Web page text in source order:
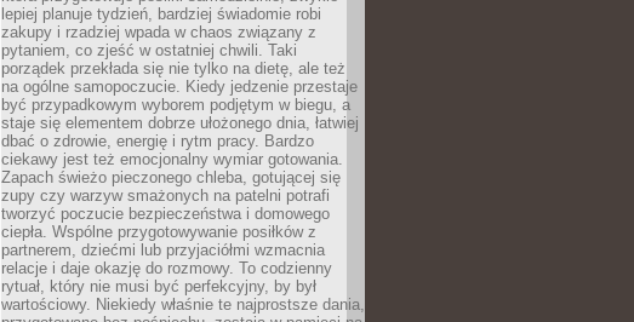
lepiej planuje tydzień, bardziej świadomie robi
zakupy i rzadziej wpada w chaos związany z
pytaniem, co zjeść w ostatniej chwili. Taki
porządek przekłada się nie tylko na dietę, ale też
na ogólne samopoczucie. Kiedy jedzenie przestaje
być przypadkowym wyborem podjętym w biegu, a
staje się elementem dobrze ułożonego dnia, łatwiej
dbać o zdrowie, energię i rytm pracy. Bardzo
ciekawy jest też emocjonalny wymiar gotowania.
Zapach świeżo pieczonego chleba, gotującej się
zupy czy warzyw smażonych na patelni potrafi
tworzyć poczucie bezpieczeństwa i domowego
ciepła. Wspólne przygotowywanie posiłków z
partnerem, dziećmi lub przyjaciółmi wzmacnia
relacje i daje okazję do rozmowy. To codzienny
rytuał, który nie musi być perfekcyjny, by był
wartościowy. Niekiedy właśnie te najprostsze dania,